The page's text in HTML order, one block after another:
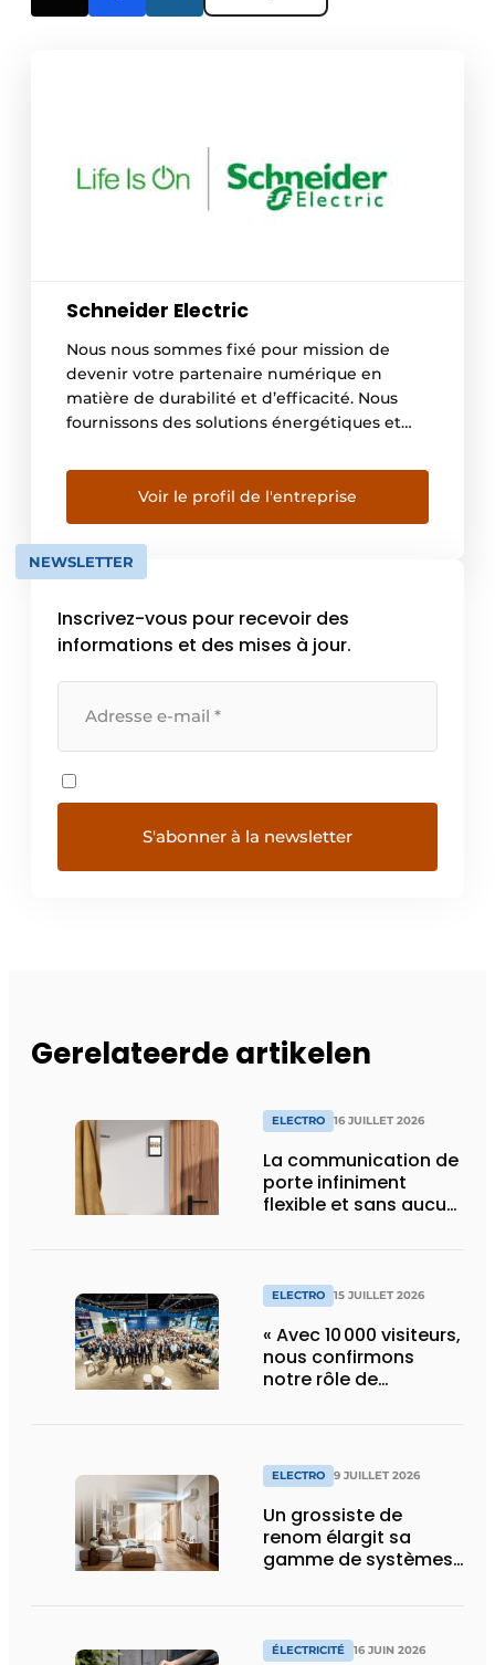
Schneider Electric
Nous nous sommes fixé pour mission de
devenir votre partenaire numérique en
matière de durabilité et d’efficacité. Nous
fournissons des solutions énergétiques et
énergétique et le développement durable.
Grâce à nos technologies uniques de gestion
de l’énergie, d’automatismes en temps réel,
de logiciels et de services, nous proposons
des solutions intégrées […]
Voir le profil de l'entreprise
NEWSLETTER
Inscrivez-vous pour recevoir des
informations et des mises à jour.
Gerelateerde artikelen
ELECTRO 16 JUILLET 2026
La communication de
porte infiniment
flexible et sans aucun
ELECTRO 15 JUILLET 2026
« Avec 10 000 visiteurs,
nous confirmons
notre rôle de
ELECTRO 9 JUILLET 2026
Un grossiste de
renom élargit sa
gamme de systèmes
marque premium
ÉLECTRICITÉ 16 JUIN 2026